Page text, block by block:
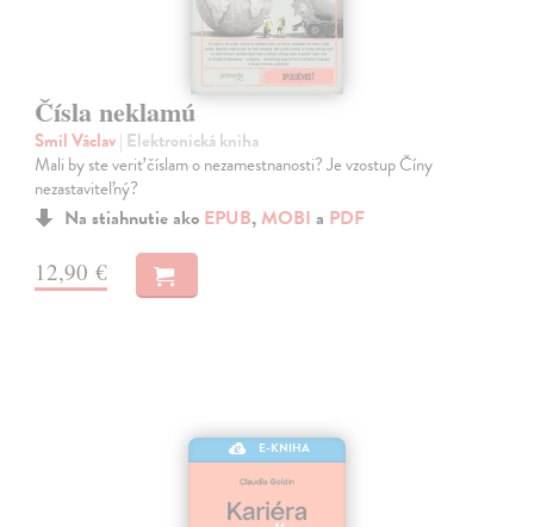
Čísla neklamú
Smil Václav| Elektronická kniha
Mali by ste veriť číslam o nezamestnanosti? Je vzostup Číny
nezastaviteľný?
Na stiahnutie ako EPUB, MOBI a PDF
12,90 €
E-KNIHA